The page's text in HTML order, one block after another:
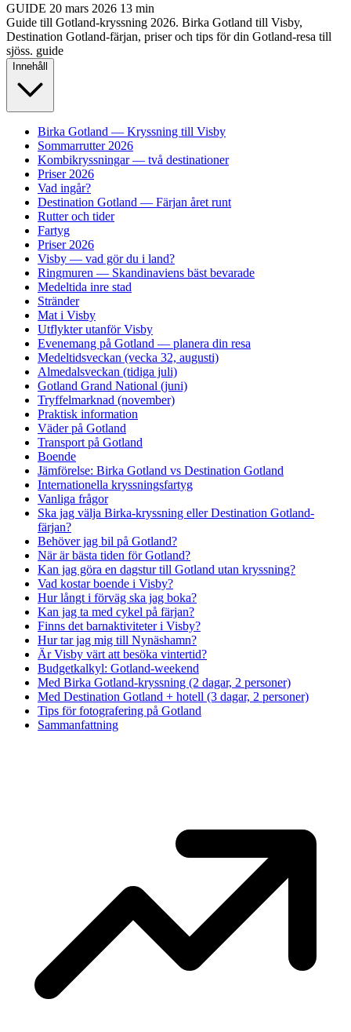
GUIDE 20 mars 2026 13 min
Guide till Gotland-kryssning 2026. Birka Gotland till Visby,
Destination Gotland-färjan, priser och tips för din Gotland-resa till
sjöss. guide
Innehåll
Birka Gotland — Kryssning till Visby
Sommarrutter 2026
Kombikryssningar — två destinationer
Priser 2026
Vad ingår?
Destination Gotland — Färjan året runt
Rutter och tider
Fartyg
Priser 2026
Visby — vad gör du i land?
Ringmuren — Skandinaviens bäst bevarade
Medeltida inre stad
Stränder
Mat i Visby
Utflykter utanför Visby
Evenemang på Gotland — planera din resa
Medeltidsveckan (vecka 32, augusti)
Almedalsveckan (tidiga juli)
Gotland Grand National (juni)
Tryffelmarknad (november)
Praktisk information
Väder på Gotland
Transport på Gotland
Boende
Jämförelse: Birka Gotland vs Destination Gotland
Internationella kryssningsfartyg
Vanliga frågor
Ska jag välja Birka-kryssning eller Destination Gotland-
färjan?
Behöver jag bil på Gotland?
När är bästa tiden för Gotland?
Kan jag göra en dagstur till Gotland utan kryssning?
Vad kostar boende i Visby?
Hur långt i förväg ska jag boka?
Kan jag ta med cykel på färjan?
Finns det barnaktiviteter i Visby?
Hur tar jag mig till Nynäshamn?
Är Visby värt att besöka vintertid?
Budgetkalkyl: Gotland-weekend
Med Birka Gotland-kryssning (2 dagar, 2 personer)
Med Destination Gotland + hotell (3 dagar, 2 personer)
Tips för fotografering på Gotland
Sammanfattning